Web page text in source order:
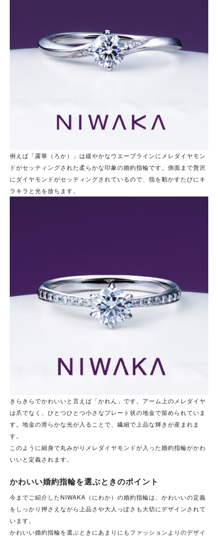
例えば「露華（ろか）」は緩やかなウエーブラインにメレダイヤモン
ドがセッティングされた柔らかな印象の婚約指輪です。側面まで贅沢
にダイヤモンドがセッティングされているので、指を動かすたびにキ
ラキラと光を放ちます。
きらきらでかわいいと言えば「かれん」です。アーム上のメレダイヤ
は爪でなく、ひとつひとつ小さなプレート状の地金で留められていま
す。地金の滑らかな光が入ることで、繊細で上品な輝きが産まれま
す。
このように細身で丸みがりメレダイヤモンドが入った婚約指輪がかわ
いいと定義されます。
かわいい婚約指輪を選ぶときのポイント
今までご紹介したNIWAKA（にわか）の婚約指輪は、かわいいの定義
をしっかり押さえながら上品さや大人っぽさも大切にデザインされて
います。
かわいい婚約指輪を選ぶときにあまりにもファッションよりのデザイ